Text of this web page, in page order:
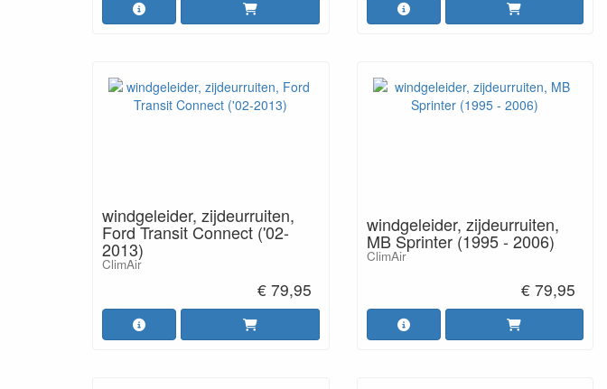
windgeleider, zijdeurruiten,
Ford Transit Connect ('02-
2013)
ClimAir
€ 79,95
windgeleider, zijdeurruiten,
MB Sprinter (1995 - 2006)
ClimAir
€ 79,95